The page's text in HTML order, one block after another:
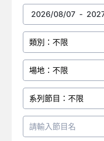
類別：不限
場地：不限
系列節目：不限